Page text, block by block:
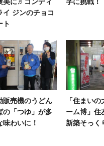
美に♬コンディ
イ ジンのチョコ
ト
字に挑戦！
販売機のうどん
の「つゆ」が多
味わいに！
「住まいの
ーム博」住
新築そっく